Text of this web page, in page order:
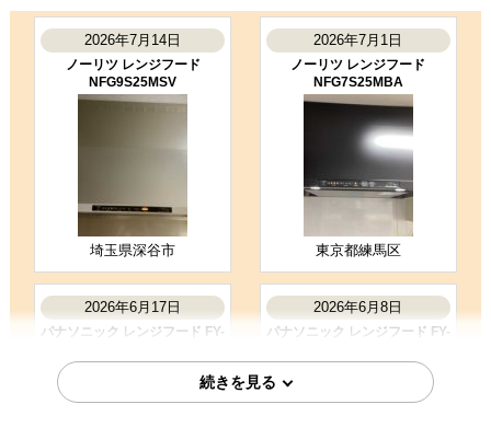
レンジフード工事のお客様
FY-9HGC5-K
コメント
事前にお電話いただき予定より早く
施工してもらえました。 お二方とも
受注満足度 ★★★★☆
購入の決め手
サイトが見やすかった 商品選定がしやすかった
お客様の声をもっと見る
2026年7月14日
ノーリツ レンジフード
NFG9S25MSV
埼玉県深谷市
2026年7月1日
ノーリツ レンジフード
NFG7S25MBA
東京都練馬区
2026年6月17日
パナソニック レンジフード FY-
2026年6月8日
パナソニック レンジフード FY-